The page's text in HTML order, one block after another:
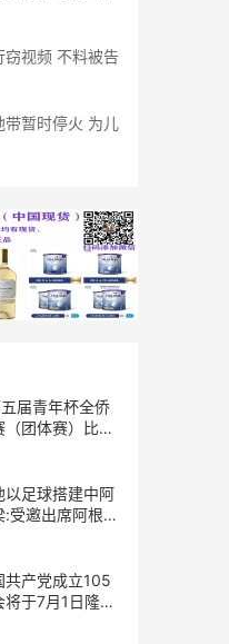
窃视频 不料被告
带暂时停火 为儿
届青年杯全侨
（团体赛）比赛
以足球搭建中阿
:受邀出席阿根廷
招待会！
共产党成立105
将于7月1日隆重